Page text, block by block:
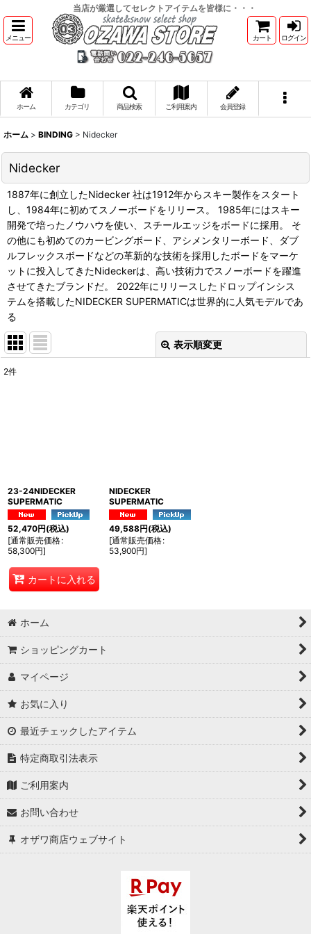
当店が厳選してセレクトアイテムを皆様に・・・
メニュー カート ログイン
ホーム カテゴリ 商品検索 ご利用案内 会員登録
ホーム > BINDING > Nidecker
Nidecker
1887年に創立したNidecker 社は1912年からスキー製作をスタート
し、1984年に初めてスノーボードをリリース。 1985年にはスキー
開発で培ったノウハウを使い、スチールエッジをボードに採用。 そ
の他にも初めてのカービングボード、アシメンタリーボード、ダブ
ルフレックスボードなどの革新的な技術を採用したボードをマーケ
ットに投入してきたNideckerは、高い技術力でスノーボードを躍進
させてきたブランドだ。 2022年にリリースしたドロップインシス
テムを搭載したNIDECKER SUPERMATICは世界的に人気モデルであ
る
表示順変更
2件
23-24NIDECKER
SUPERMATIC
52,470円(税込)
[通常販売価格:
58,300円]
カートに入れる
NIDECKER
SUPERMATIC
49,588円(税込)
[通常販売価格:
53,900円]
ホーム
ショッピングカート
マイページ
お気に入り
最近チェックしたアイテム
特定商取引法表示
ご利用案内
お問い合わせ
オザワ商店ウェブサイト